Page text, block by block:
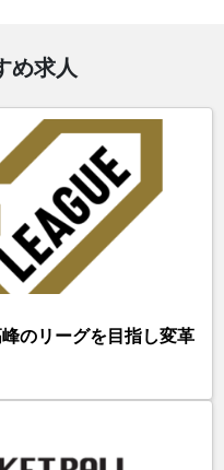
め求人
のリーグを目指し変革